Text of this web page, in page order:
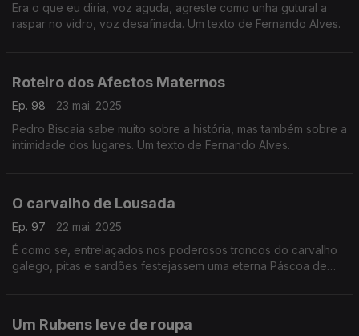
Era o que eu diria, voz aguda, agreste como unha gutural a
raspar no vidro, voz desafinada. Um texto de Fernando Alves.
Roteiro dos Afectos Maternos
Ep. 98
23 mai. 2025
Pedro Biscaia sabe muito sobre a história, mas também sobre a
intimidade dos lugares. Um texto de Fernando Alves.
O carvalho de Lousada
Ep. 97
22 mai. 2025
É como se, entrelaçados nos poderosos troncos do carvalho
galego, pitas e sardões festejassem uma eterna Páscoa de
Um Rubens leve de roupa